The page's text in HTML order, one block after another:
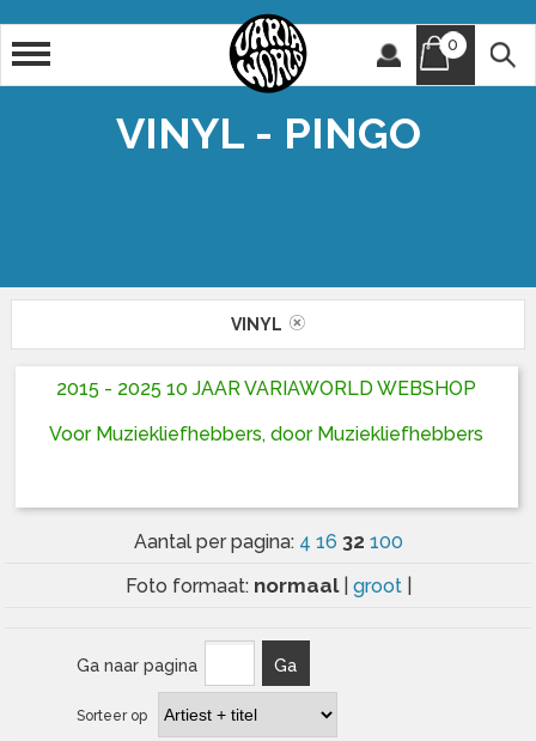
0
VINYL - PINGO
VINYL
2015 - 2025 10 JAAR VARIAWORLD WEBSHOP
Voor Muziekliefhebbers, door Muziekliefhebbers
Aantal per pagina: 4 16 32 100
Foto formaat: normaal groot
Ga naar pagina Ga
Sorteer op